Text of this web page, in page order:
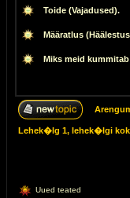
Toide (Vajadused).
Määratlus
Miks meid
Lehek�lg 1, lehek�lgi
Uued teated